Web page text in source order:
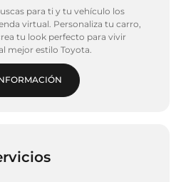
para ti y tu vehículo los
virtual. Personaliza tu carro,
tu look perfecto para vivir
mejor estilo Toyota.